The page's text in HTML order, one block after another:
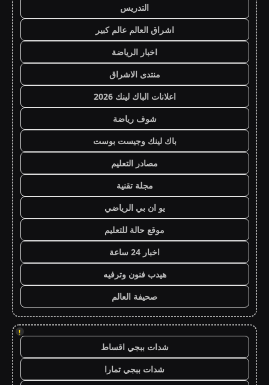
التدريس
اشراق العالم عالم كبير
اخبار الرياضة
منتدى الاشراق
اعلانات الباك لينك 2026
شوف رياضة
باك لينك وجيست بوست
مصادر التعليم
مجلة تقنية
يو ان بي الرياضي
موقع حالة للتعليم
اخبار 24 ساعة
هيدب فنون وترفيه
صحيفة العالم
!
شدات ببجي اقساط
شدات ببجي تمارا